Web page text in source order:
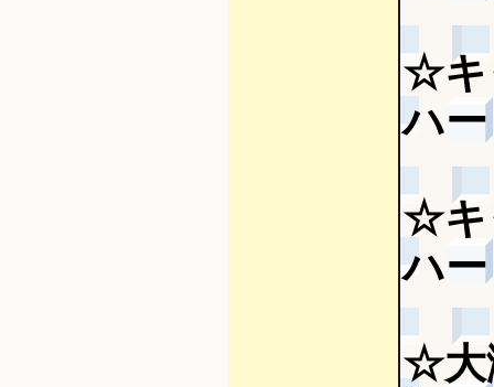
☆キ
ハ
☆キ
ハ
☆大